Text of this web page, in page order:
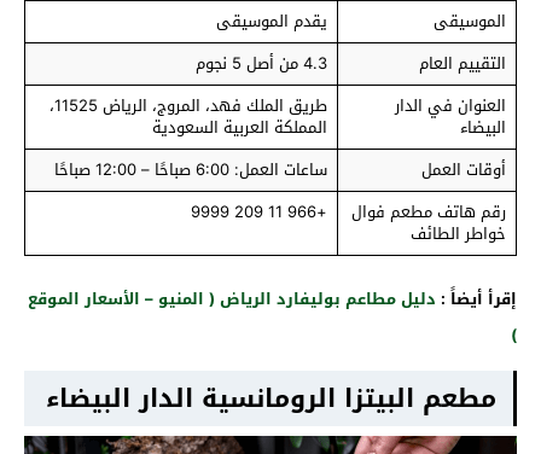
الموسيقى
يقدم الموسيقى
التقييم العام
4.3 من أصل 5 نجوم
العنوان في الدار
البيضاء
طريق الملك فهد، المروج، الرياض 11525،
المملكة العربية السعودية
أوقات العمل
ساعات العمل: 6:00 صباحًا – 12:00 صباحًا
رقم هاتف مطعم فوال
خواطر الطائف
+966 11 209 9999
إقرأ أيضاً : دليل مطاعم بوليفارد الرياض ( المنيو – الأسعار الموقع
)
مطعم البيتزا الرومانسية الدار البيضاء